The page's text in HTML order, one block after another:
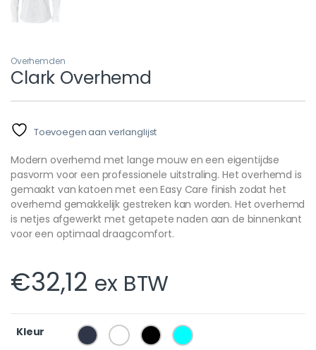
Overhemden
Clark Overhemd
Toevoegen aan verlanglijst
Modern overhemd met lange mouw en een eigentijdse
pasvorm voor een professionele uitstraling. Het overhemd is
gemaakt van katoen met een Easy Care finish zodat het
overhemd gemakkelijk gestreken kan worden. Het overhemd
is netjes afgewerkt met getapete naden aan de binnenkant
voor een optimaal draagcomfort.
€32,12 ex BTW
Kleur